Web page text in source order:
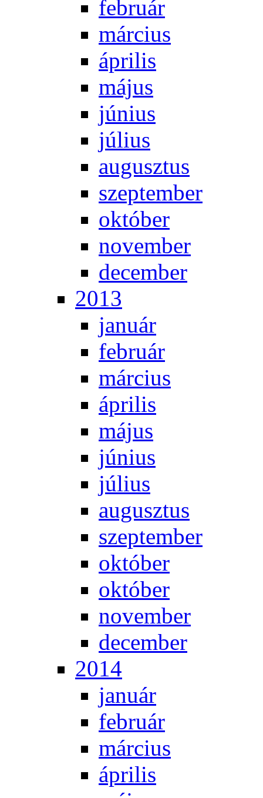
feb­ru­ár
már­ci­us
áp­ri­lis
má­jus
jú­ni­us
jú­li­us
au­gusz­tus
szep­tem­ber
ok­tó­ber
no­vem­ber
de­cem­ber
2013
ja­nu­ár
feb­ru­ár
már­ci­us
áp­ri­lis
má­jus
jú­ni­us
jú­li­us
au­gusz­tus
szep­tem­ber
ok­tó­ber
ok­tó­ber
no­vem­ber
de­cem­ber
2014
ja­nu­ár
feb­ru­ár
már­ci­us
áp­ri­lis